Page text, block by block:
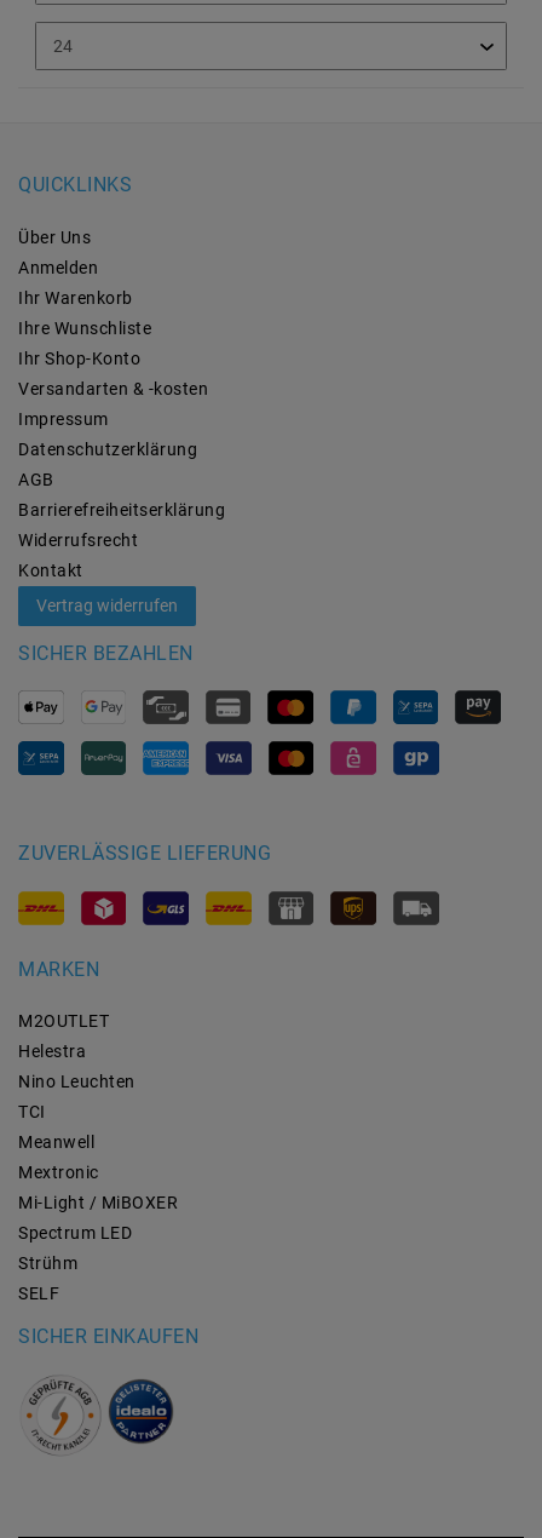
QUICKLINKS
Über Uns
Anmelden
Ihr Warenkorb
Ihre Wunschliste
Ihr Shop-Konto
Versandarten & -kosten
Impressum
Daten­schutz­erklärung
AGB
Barrierefreiheitserklärung
Widerrufs­recht
Kontakt
Vertrag widerrufen
SICHER BEZAHLEN
ZUVERLÄSSIGE LIEFERUNG
MARKEN
M2OUTLET
Helestra
Nino Leuchten
TCI
Meanwell
Mextronic
Mi-Light / MiBOXER
Spectrum LED
Strühm
SELF
SICHER EINKAUFEN